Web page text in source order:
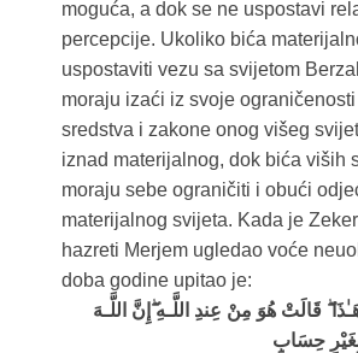
moguća, a dok se ne uspostavi
percepcije. Ukoliko bića
uspostaviti vezu sa svijetom
moraju izaći iz svoje
sredstva i zakone onog višeg
iznad materijalnog, dok bića viših
moraju sebe ograničiti i obući
materijalnog svijeta. Kada je
hazreti Merjem ugledao voće
doba godine upitao je:
قَالَتْ هُوَ مِنْ عِندِ اللَّـهِ ۖإِنَّ اللَّـهَ
حِسَابٍ